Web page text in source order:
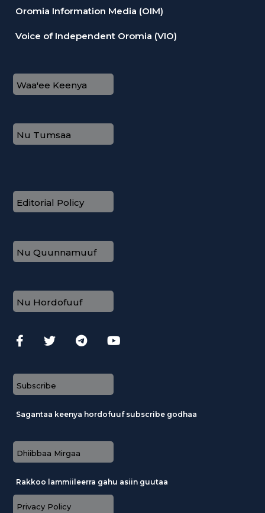
Oromia Information Media (OIM)
Voice of Independent Oromia (VIO)
Waa'ee Keenya
Nu Tumsaa
Editorial Policy
Nu Quunnamuuf
Nu Hordofuuf
Subscribe
Sagantaa keenya hordofuuf subscribe godhaa
Dhiibbaa Mirgaa
Rakkoo lammiileerra gahu asiin guutaa
Privacy Policy